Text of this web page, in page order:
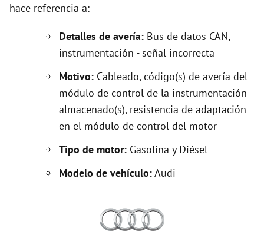
hace referencia a:
Detalles de avería: Bus de datos CAN,
instrumentación - señal incorrecta
Motivo: Cableado, código(s) de avería del
módulo de control de la instrumentación
almacenado(s), resistencia de adaptación
en el módulo de control del motor
Tipo de motor: Gasolina y Diésel
Modelo de vehículo:Audi